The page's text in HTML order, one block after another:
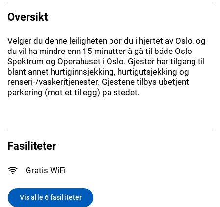
Oversikt
Velger du denne leiligheten bor du i hjertet av Oslo, og
du vil ha mindre enn 15 minutter å gå til både Oslo
Spektrum og Operahuset i Oslo. Gjester har tilgang til
blant annet hurtiginnsjekking, hurtigutsjekking og
renseri-/vaskeritjenester. Gjestene tilbys ubetjent
parkering (mot et tillegg) på stedet.
Fasiliteter
Gratis WiFi
Vis alle 6 fasiliteter